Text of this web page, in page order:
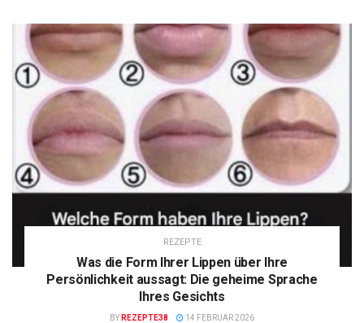
REZEPTE
Was die Form Ihrer Lippen über Ihre
Persönlichkeit aussagt: Die geheime Sprache
Ihres Gesichts
BY REZEPTE38 14 FEBRUAR 2026